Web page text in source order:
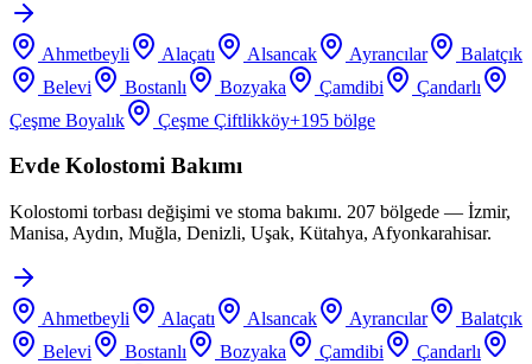
Ahmetbeyli Alaçatı Alsancak Ayrancılar
Balatçık
Belevi
Bostanlı Bozyaka Çamdibi
Çandarlı
Çeşme Boyalık
Çeşme Çiftlikköy+195 bölge
Evde Kolostomi Bakımı
Kolostomi torbası değişimi ve stoma bakımı. 207 bölgede — İzmir,
Manisa, Aydın, Muğla, Denizli, Uşak, Kütahya, Afyonkarahisar.
Ahmetbeyli Alaçatı Alsancak Ayrancılar
Balatçık
Belevi
Bostanlı Bozyaka Çamdibi
Çandarlı